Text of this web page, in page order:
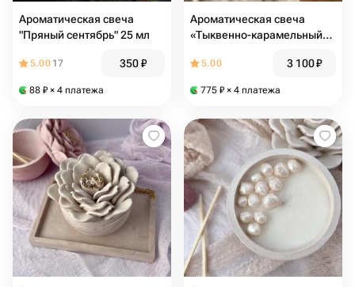
Ароматическая свеча
"Пряный сентябрь" 25 мл
5.00 17 350₽
88 ₽ × 4 платежа
Ароматическая свеча
«Тыквенно-карамельный
5.00 3 100₽
775 ₽ × 4 платежа